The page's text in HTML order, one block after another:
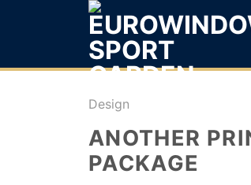
Design
ANOTHER
PACKAGE